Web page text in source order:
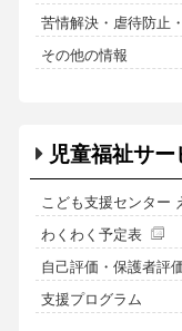
苦情解決・虐待防止
その他の情報
児童福祉サー
こども支援センター
わくわく予定表
自己評価・保護者評
支援プログラム